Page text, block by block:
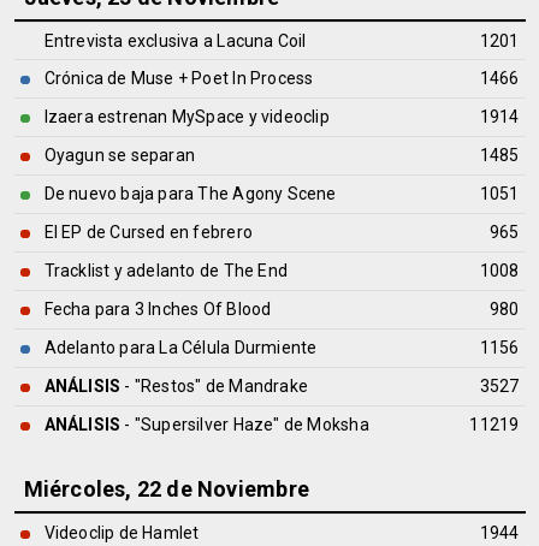
Entrevista exclusiva a Lacuna Coil
1201
Crónica de Muse + Poet In Process
1466
Izaera estrenan MySpace y videoclip
1914
Oyagun se separan
1485
De nuevo baja para The Agony Scene
1051
El EP de Cursed en febrero
965
Tracklist y adelanto de The End
1008
Fecha para 3 Inches Of Blood
980
Adelanto para La Célula Durmiente
1156
ANÁLISIS - "Restos" de Mandrake
3527
ANÁLISIS - "Supersilver Haze" de Moksha 11219
Miércoles, 22 de Noviembre
Videoclip de Hamlet
1944